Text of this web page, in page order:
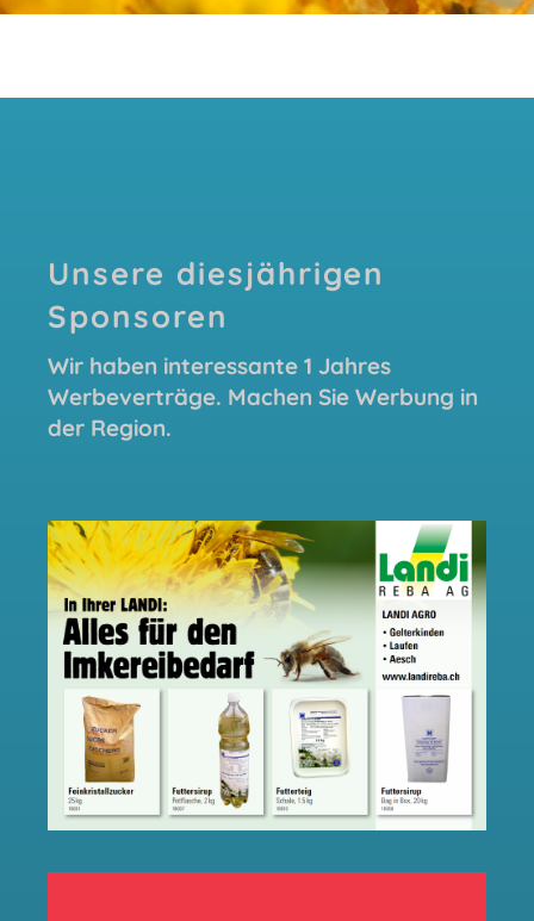
Unsere diesjährigen
Sponsoren
Wir haben interessante 1 Jahres
Werbeverträge. Machen Sie Werbung in
der Region.